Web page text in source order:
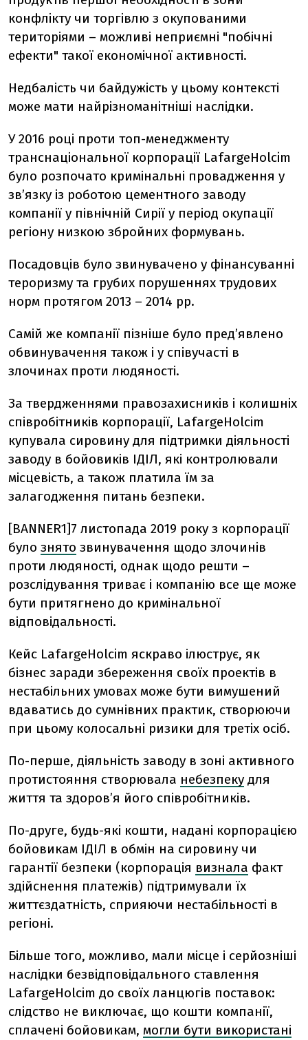
конфлікту чи торгівлю з окупованими
територіями – можливі неприємні "побічні
ефекти" такої економічної активності.
Недбалість чи байдужість у цьому контексті
може мати найрізноманітніші наслідки.
У 2016 році проти топ-менеджменту
транснаціональної корпорації LafargeHolcim
було розпочато кримінальні провадження у
зв’язку із роботою цементного заводу
компанії у північній Сирії у період окупації
регіону низкою збройних формувань.
Посадовців було звинувачено у фінансуванні
тероризму та грубих порушеннях трудових
норм протягом 2013 – 2014 рр.
Самій же компанії пізніше було пред’явлено
обвинувачення також і у співучасті в
злочинах проти людяності.
За твердженнями правозахисників і колишніх
співробітників корпорації, LafargeHolcim
купувала сировину для підтримки діяльності
заводу в бойовиків ІДІЛ, які контролювали
місцевість, а також платила їм за
залагодження питань безпеки.
[BANNER1]7 листопада 2019 року з корпорації
було знято звинувачення щодо злочинів
проти людяності, однак щодо решти –
розслідування триває і компанію все ще може
бути притягнено до кримінальної
відповідальності.
Кейс LafargeHolcim яскраво ілюструє, як
бізнес заради збереження своїх проектів в
нестабільних умовах може бути вимушений
вдаватись до сумнівних практик, створюючи
при цьому колосальні ризики для третіх осіб.
По-перше, діяльність заводу в зоні активного
протистояння створювала небезпеку для
життя та здоров’я його співробітників.
По-друге, будь-які кошти, надані корпорацією
бойовикам ІДІЛ в обмін на сировину чи
гарантії безпеки (корпорація визнала факт
здійснення платежів) підтримували їх
життєздатність, сприяючи нестабільності в
регіоні.
Більше того, можливо, мали місце і серйозніші
наслідки безвідповідального ставлення
LafargeHolcim до своїх ланцюгів поставок:
слідство не виключає, що кошти компанії,
сплачені бойовикам, могли бути використані